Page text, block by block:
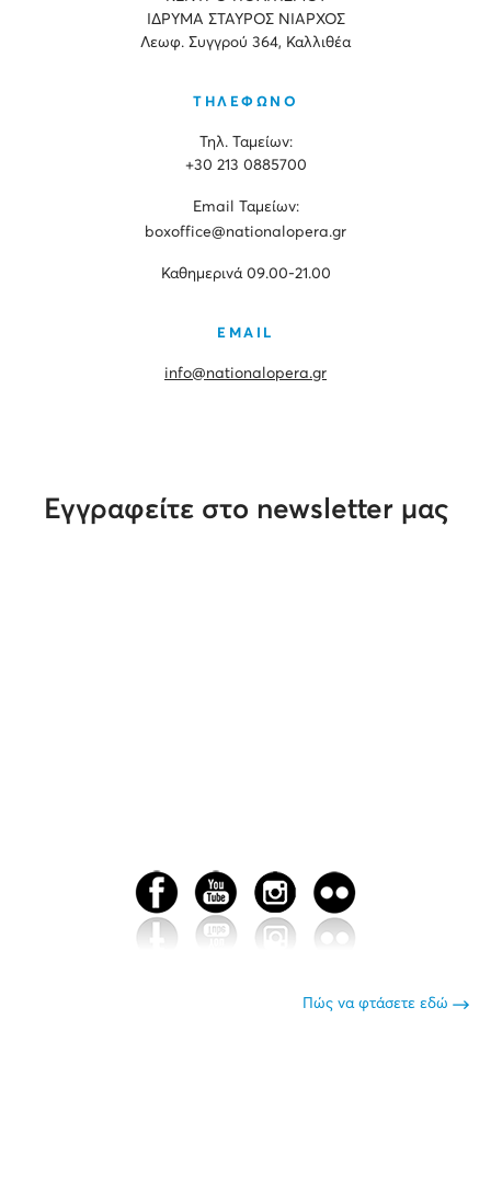
ΙΔΡΥΜΑ ΣΤΑΥΡΟΣ ΝΙΑΡΧΟΣ
Λεωφ. Συγγρού 364, Καλλιθέα
ΤΗΛΕΦΩΝΟ
Τηλ. Ταμείων:
+30 213 0885700
Εmail Ταμείων:
boxoffice@nationalopera.gr
Καθημερινά 09.00-21.00
EMAIL
info@nationalopera.gr
Εγγραφείτε στο newsletter μας
Πώς να φτάσετε εδώ